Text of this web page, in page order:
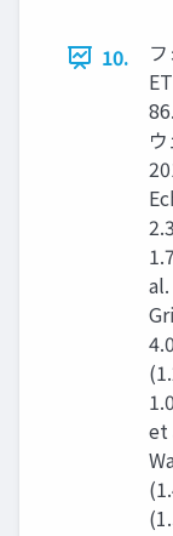
10.
et